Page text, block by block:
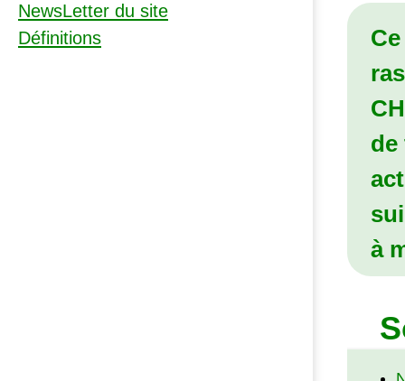
de
à
NewsLetter du site
Définitions